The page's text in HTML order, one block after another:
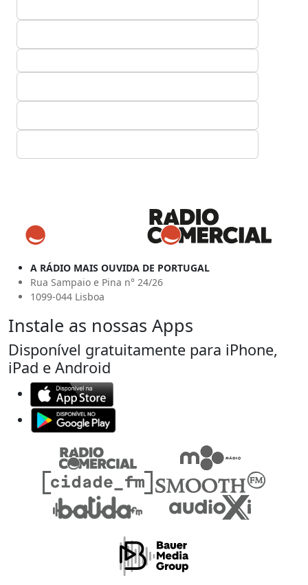
A RÁDIO MAIS OUVIDA DE PORTUGAL
Rua Sampaio e Pina n° 24/26
1099-044 Lisboa
Instale as nossas Apps
Disponível gratuitamente para iPhone,
iPad e Android